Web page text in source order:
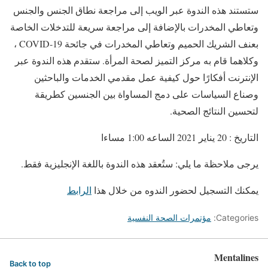
ستستند هذه الندوة عبر الويب إلى مراجعة نطاق الجنس والجنس
وتعاطي المخدرات بالإضافة إلى مراجعة سريعة للتدخلات الخاصة
بعنف الشريك الحميم وتعاطي المخدرات في جائحة COVID-19 ،
وكلاهما قام به مركز التميز لصحة المرأة. ستقدم هذه الندوة عبر
الإنترنت أفكارًا حول كيفية عمل مقدمي الخدمات والباحثين
وصناع السياسات على دمج المساواة بين الجنسين كطريقة
لتحسين النتائج الصحية.
التاريخ : 20 يناير 2021 الساعه 1:00 مساءا
يرجى ملاحظة ما يلي: ستُعقد هذه الندوة باللغة الإنجليزية فقط.
يمكنك التسجيل لحضور الندوه من خلال هذا الرابط
Categories: مؤتمرات الصحة النفسية
Mentalines
Back to top